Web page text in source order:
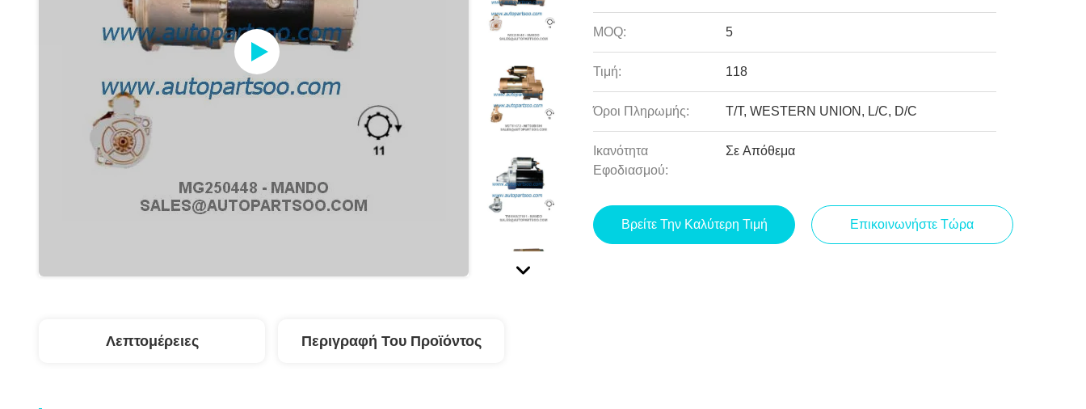
MOQ: 5
Τιμή: 118
Όροι Πληρωμής: T/T, WESTERN UNION, L/C, D/C
Ικανότητα
Εφοδιασμού:
Σε Απόθεμα
Βρείτε Την Καλύτερη Τιμή Επικοινωνήστε Τώρα
Λεπτομέρειες Περιγραφή Του Προϊόντος